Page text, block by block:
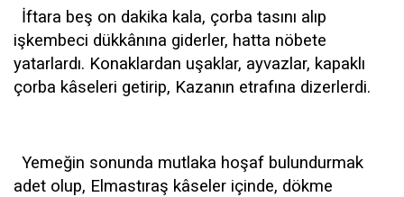
İftara beş on dakika kala, çorba tasını alıp
işkembeci dükkânına giderler, hatta nöbete
yatarlardı. Konaklardan uşaklar, ayvazlar, kapaklı
çorba kâseleri getirip, Kazanın etrafına dizerlerdi.
Yemeğin sonunda mutlaka hoşaf bulundurmak
adet olup, Elmastıraş kâseler içinde, dökme